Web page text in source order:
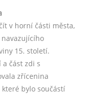
v horní části města,
15. století.
část zdi s
zřícenina
bylo součástí